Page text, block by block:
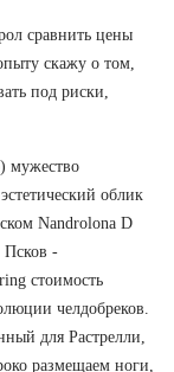
сравнить цены
скажу о том,
под риски,
мужество
облик
Nandrolona D
Псков -
стоимость
челдобреков.
для Растрелли,
размещаем ноги,